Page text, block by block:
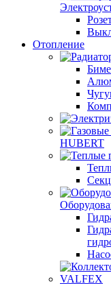
Отопление
HUBERT